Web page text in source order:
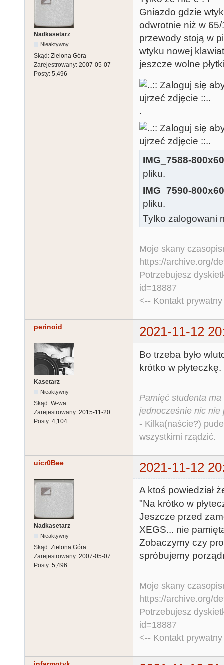
Nadkasetarz
Nieaktywny
Skąd: Zielona Góra
Zarejestrowany: 2007-05-07
Posty: 5,496
Gniazdo gdzie
odwrotnie niż w
przewody stoją w
wtyku nowej
jeszcze wolne
.
IMG_7588-
pliku.
IMG_7590-
pliku.
Tylko zalogowani
Moje skany
https://archive.org/
Potrzebujesz
id=18887
<-- Kontakt
perinoid 2021-11-12
Kasetarz
Nieaktywny
Skąd: W-wa
Zarejestrowany: 2015-11-20
Posty: 4,104
Bo trzeba było
krótko w płyteczkę.
Pamięć studenta
jednocześnie nic nie
- Kilka(naście?)
wszystkimi rządzić.
uicr0Bee 2021-11-12
Nadkasetarz
Nieaktywny
Skąd: Zielona Góra
Zarejestrowany: 2007-05-07
Posty: 5,496
A ktoś powiedział
"Na krótko w
Jeszcze przed
XEGS... nie
Zobaczymy czy
spróbujemy
Moje skany
https://archive.org/
Potrzebujesz
id=18887
<-- Kontakt